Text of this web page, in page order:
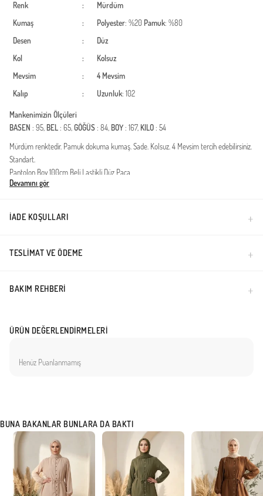
Renk
:
Mürdüm
Kumaş
: Polyester: %20 Pamuk: %80
Desen
:
Düz
Kol
:
Kolsuz
Mevsim
:
4 Mevsim
Kalıp
: Uzunluk: 102
Mankenimizin Ölçüleri
BASEN : 95, BEL: 65,GÖĞÜS: 84, BOY: 167, KILO: 54
Mürdüm renktedir. Pamuk dokuma kumaş. Sade. Kolsuz. 4 Mevsim tercih edebilirsiniz.
Standart.
Pantolon Boy 100cm Beli Lastikli Düz Paça
Devamını gör
İADE KOŞULLARI
TESLIMAT VE ÖDEME
BAKIM REHBERI
ÜRÜN DEĞERLENDIRMELERI
Henüz Puanlanmamış
BUNA BAKANLAR BUNLARA DA BAKTI